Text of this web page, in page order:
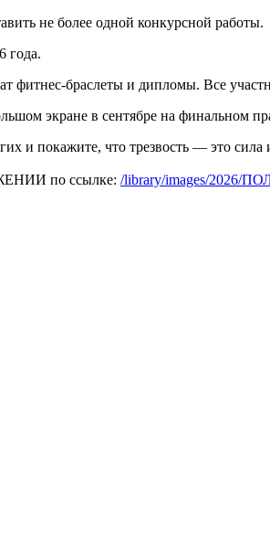
не более одной конкурсной работы.
года.
фитнес-браслеты и дипломы. Все
экране в сентябре на финальном
и покажите, что трезвость — это сила
по ссылке: /library/images/2026/